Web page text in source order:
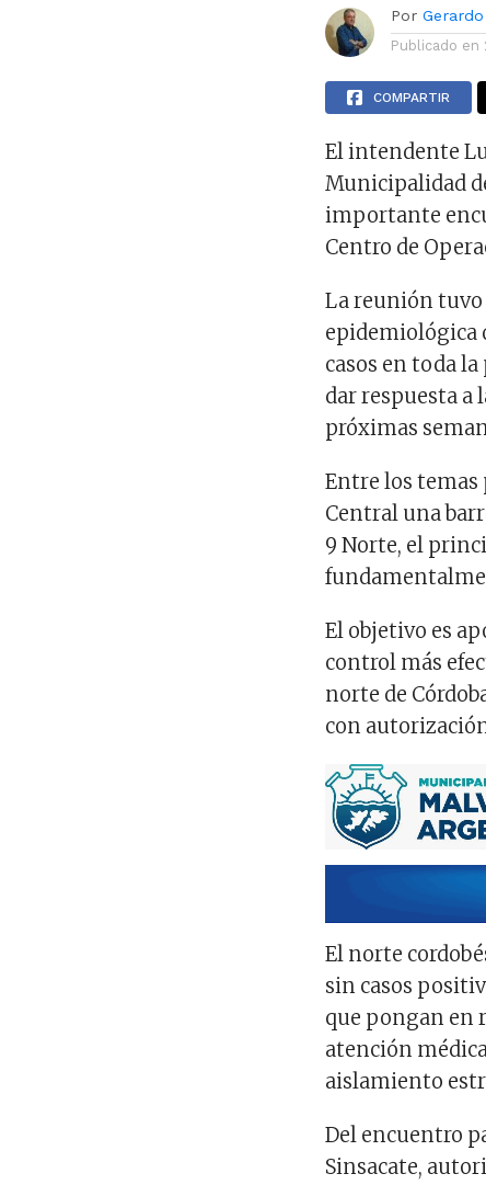
Por
Publicado en
COMPARTIR
El intendente
Municipalidad
importante
Centro de
La reunión
epidemiológica
casos en toda
dar respuesta a
próximas
Entre los temas
Central una
9 Norte, el
El objetivo es
control más
norte de
con
El norte
sin casos
que pongan en
atención
aislamiento
Del encuentro
Sinsacate,